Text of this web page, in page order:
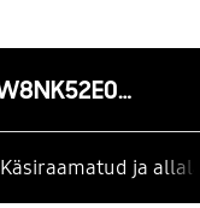
WW8NK52E0VW
Käsiraamatud ja